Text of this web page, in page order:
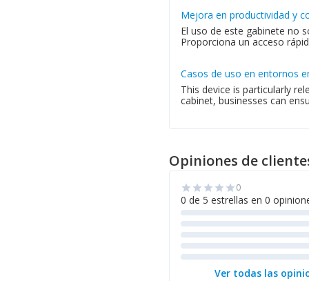
Mejora en productividad y
El uso de este gabinete no
Proporciona un acceso
Casos de uso en entornos
This device is particularly
cabinet, businesses can
Opiniones de
star star star star star0
0 de 5 estrellas en 0
Ver todas las